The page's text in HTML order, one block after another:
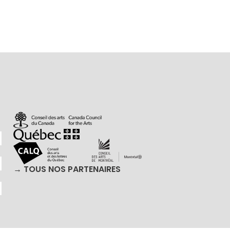
→ TOUS NOS PARTENAIRES